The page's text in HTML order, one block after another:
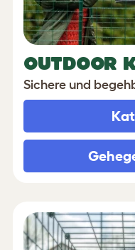
OUTDOOR
Sichere und